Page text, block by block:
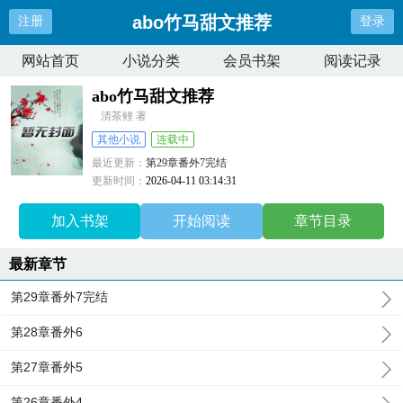
注册 abo竹马甜文推荐 登录
网站首页 小说分类 会员书架 阅读记录
abo竹马甜文推荐
清茶鲤 著
其他小说
连载中
最近更新：第29章番外7完结
更新时间：2026-04-11 03:14:31
加入书架 开始阅读 章节目录
最新章节
第29章番外7完结
第28章番外6
第27章番外5